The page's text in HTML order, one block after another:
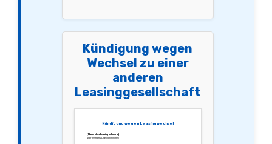
Kündigung wegen
Wechsel zu einer
anderen
Leasinggesellschaft
Kündigung wegen Leasingwechsel
[Name des Leasingnehmers]
[Adresse des Leasingnehmers]